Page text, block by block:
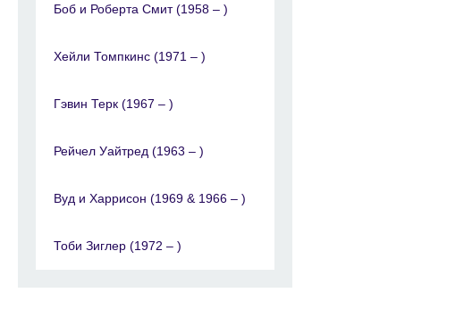
Боб и Роберта Смит (1958 – )
Хейли Томпкинс (1971 – )
Гэвин Терк (1967 – )
Рейчел Уайтред (1963 – )
Вуд и Харрисон (1969 & 1966 – )
Тоби Зиглер (1972 – )